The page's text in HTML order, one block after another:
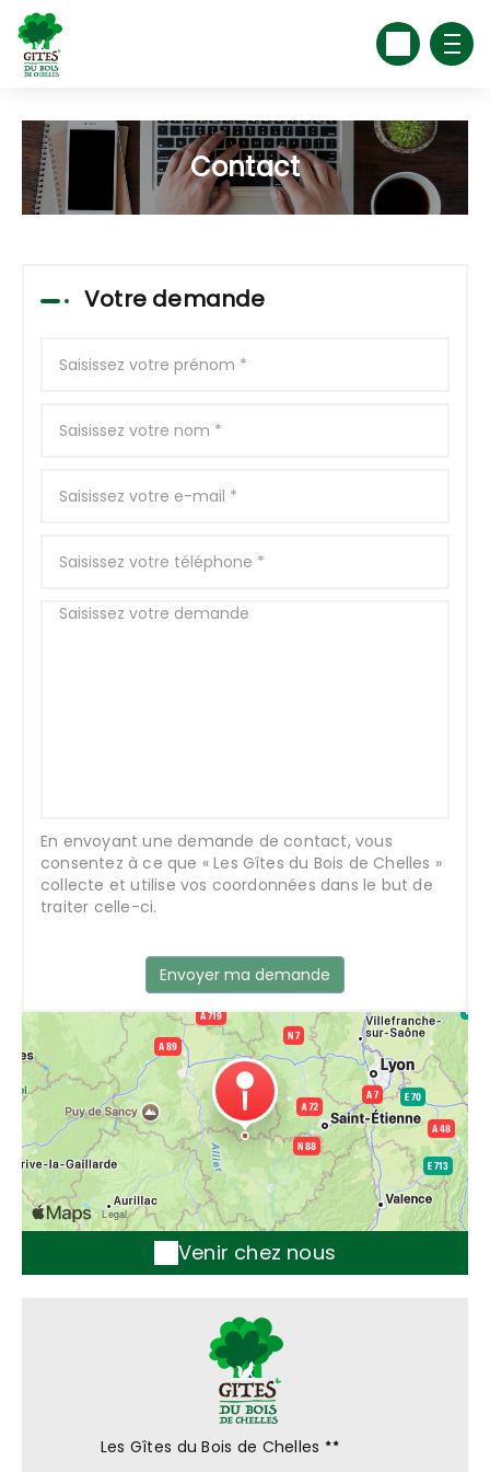
Contact
Votre demande
En envoyant une demande de contact, vous
consentez à ce que « Les Gîtes du Bois de Chelles »
collecte et utilise vos coordonnées dans le but de
traiter celle-ci.
Venir chez nous
Les Gîtes du Bois de Chelles